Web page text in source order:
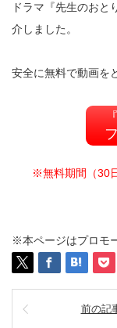
ドラマ『先生のおと
介しました。
安全に無料で動画を
※無料期間（30
※本ページはプロモ
前の記